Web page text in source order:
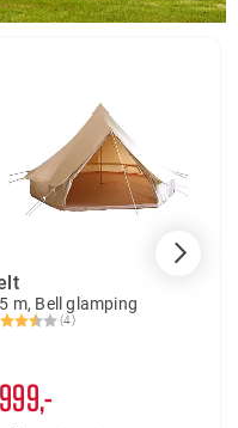
m, Bell glamping
(4)
av 5 mulige